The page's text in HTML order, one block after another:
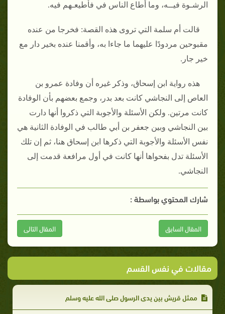
الرشـوة فيــه، وما أطاع الناس في فأطيعـهم فيه‏.‏
قالت أم سلمة التي تروى هذه القصة‏:‏ فخرجا من عنده
مقبوحين مردودًا عليهما ما جاءا به، وأقمنا عنده بخير دار مع
خير جار‏.‏
هذه رواية ابن إسحاق، وذكر غيره أن وفادة عمرو بن
العاص إلى النجاشي كانت بعد بدر، وجمع بعضهم بأن الوفادة
كانت مرتين‏.‏ ولكن الأسئلة والأجوبة التي ذكروا أنها دارت
بين النجاشي وبين جعفر بن أبي طالب في الوفادة الثانية هي
نفس الأسئلة والأجوبة التي ذكرها ابن إسحاق هنا، ثم إن تلك
الأسئلة تدل بفحواها أنها كانت في أول مرافعة قدمت إلى
النجاشي‏.
شارك المحتوي بواسطة :
المقال السابق المقال التالى
مقالات في نفس القسم
ممثل قريش بين يدي الرسول صلى الله عليه وسلم